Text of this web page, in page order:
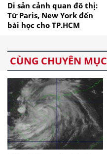
Di sản cảnh quan đô thị:
Từ Paris, New York đến
bài học cho TP.HCM
CÙNG CHUYÊN MỤC